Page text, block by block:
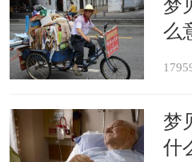
戒指和圆一样代表着
梦见戒指的案例
梦境描述：梦中
盒，包装很精致。我
梦
么
梦
什